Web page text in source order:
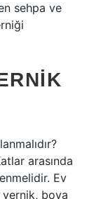
sehpa ve
arasında
Ev
boya